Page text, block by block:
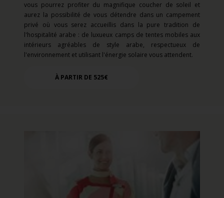
vous pourrez profiter du magnifique coucher de soleil et
aurez la possibilité de vous détendre dans un campement
privé où vous serez accueillis dans la pure tradition de
l'hospitalité arabe : de luxueux camps de tentes mobiles aux
intérieurs agréables de style arabe, respectueux de
l'environnement et utilisant l'énergie solaire vous attendent.
À PARTIR DE 525€